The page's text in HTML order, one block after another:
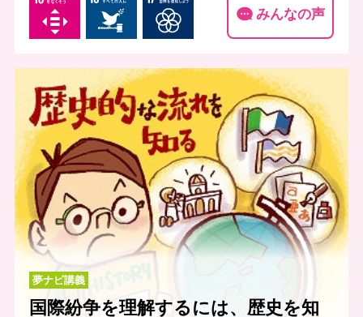
みんなの声
夢ナビ講義
国際紛争を理解するには、歴史を知